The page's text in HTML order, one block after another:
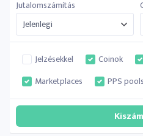
Jutalomszámítás
Jelzésekkel Coinok
Marketplaces
PPS pools